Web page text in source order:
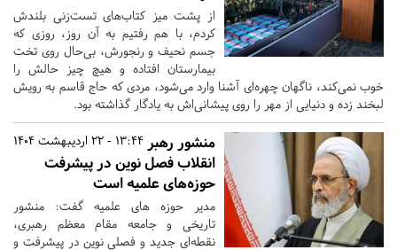
از پشت میز کتاب‌های تست‌زنی بلندش
کردم، با هم رفتیم به آن روز، روزی که
جسم نحیف و رنجورش، بی‌حال روی تخت
بیمارستان افتاده و هیچ چیز حالش را
خوب نمی‌کند، ناگهان چهره‌ای آشنا وارد می‌شود، مردی که حاج قاسم به رویش
لبخند زده و دنیایی از مهر را روی پیشانی‌اش به یادگار گذاشته بود.
13:44 - 22 اردیبهشت 1404 منشور رهبر
انقلاب فصل نوین در پیشرفت
حوزه‌های علمیه است
مدیر حوزه های علمیه گفت: منشور
تاریخی و جامعه مقام معظم رهبری،
نقطه‌ای جدید و فصلی نوین در پیشرفت و